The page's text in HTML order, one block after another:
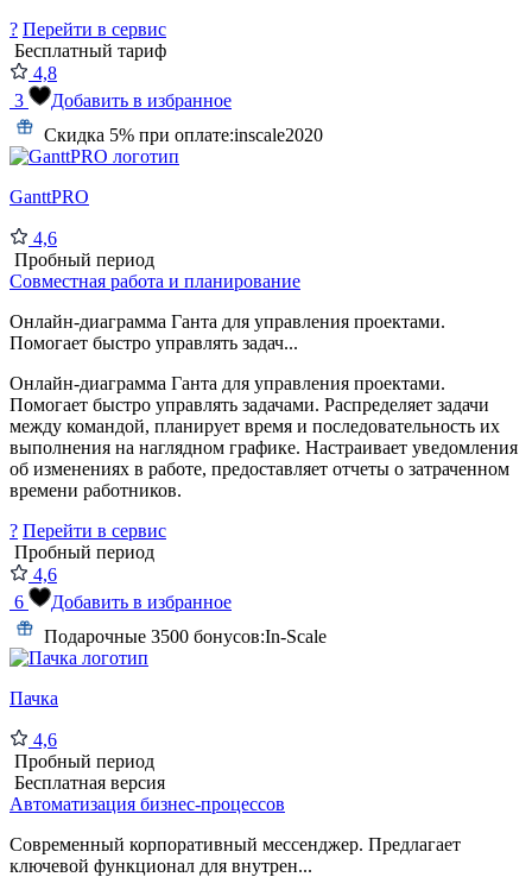
? Перейти в сервис
Бесплатный тариф
4,8
3
Добавить в избранное
Скидка 5% при оплате:inscale2020
GanttPRO
4,6
Пробный период
Совместная работа и планирование
Онлайн-диаграмма Ганта для управления проектами.
Помогает быстро управлять задач...
Онлайн-диаграмма Ганта для управления проектами.
Помогает быстро управлять задачами. Распределяет задачи
между командой, планирует время и последовательность их
выполнения на наглядном графике. Настраивает уведомления
об изменениях в работе, предоставляет отчеты о затраченном
времени работников.
? Перейти в сервис
Пробный период
4,6
6
Добавить в избранное
Подарочные 3500 бонусов:In-Scale
Пачка
4,6
Пробный период
Бесплатная версия
Автоматизация бизнес-процессов
Современный корпоративный мессенджер. Предлагает
ключевой функционал для внутрен...